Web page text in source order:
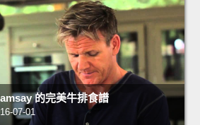
的完美牛排食譜
07-01